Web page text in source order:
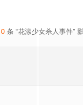
0 条 “花漾少女杀人事件”